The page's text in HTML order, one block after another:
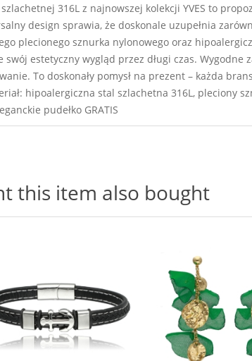
316L z najnowszej kolekcji YVES to
design sprawia, że doskonale uzupełnia
plecionego sznurka nylonowego oraz
estetyczny wygląd przez długi czas.
To doskonały pomysł na prezent – każda
hipoalergiczna stal szlachetna 316L, pleciony
pudełko GRATIS
this item also bought